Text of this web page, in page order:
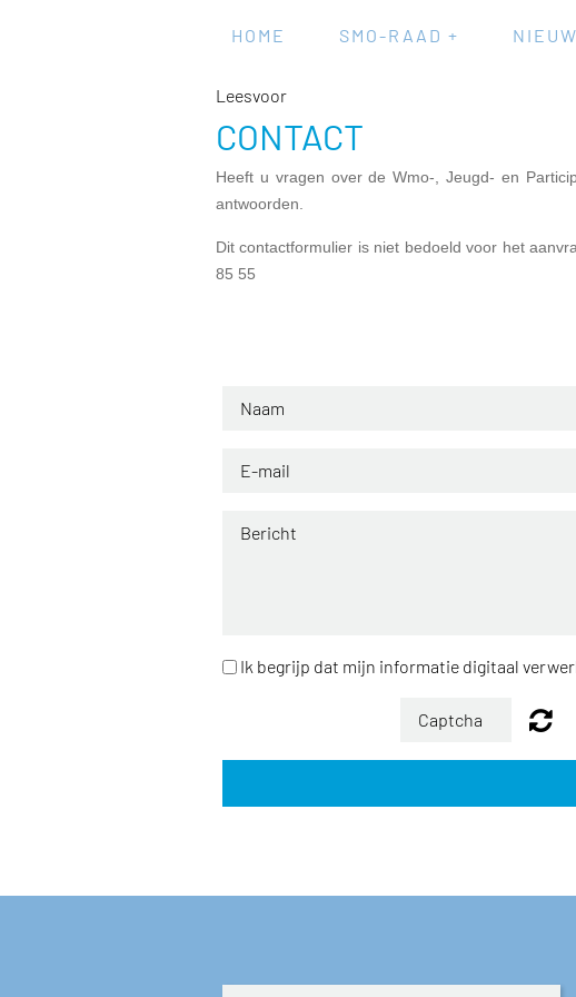
HOME SMO-RAAD +
Leesvoor
CONTACT
Heeft u vragen over de Wmo-, Jeugd- en
antwoorden.
Dit contactformulier is niet bedoeld voor het
85 55
Ik begrijp dat mijn informatie digitaal